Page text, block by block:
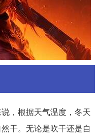
，根据天气温度，冬天
干。无论是吹干还是自